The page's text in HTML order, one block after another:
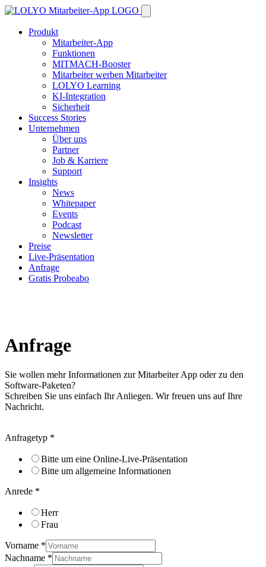
Produkt
Mitarbeiter-App
Funktionen
MITMACH-Booster
Mitarbeiter werben Mitarbeiter
LOLYO Learning
KI-Integration
Sicherheit
Success Stories
Unternehmen
Über uns
Partner
Job & Karriere
Support
Insights
News
Whitepaper
Events
Podcast
Newsletter
Preise
Live-Präsentation
Anfrage
Gratis Probeabo
Anfrage
Sie wollen mehr Informationen zur Mitarbeiter App oder zu den
Software-Paketen?
Schreiben Sie uns einfach Ihr Anliegen. Wir freuen uns auf Ihre
Nachricht.
Anfragetyp *
Bitte um eine Online-Live-Präsentation
Bitte um allgemeine Informationen
Anrede *
Herr
Frau
Vorname *
Nachname *